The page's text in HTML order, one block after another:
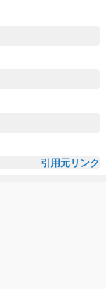
引用元リンク